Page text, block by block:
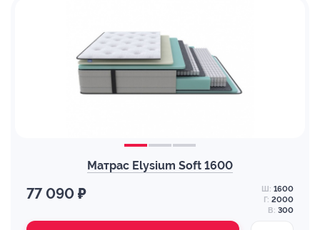
Матрас Elysium Soft 1600
77 090 ₽ Ш: 1600
Г: 2000
В: 300